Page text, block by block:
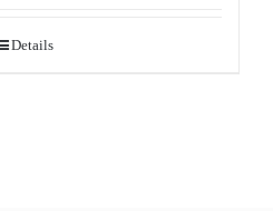
Details